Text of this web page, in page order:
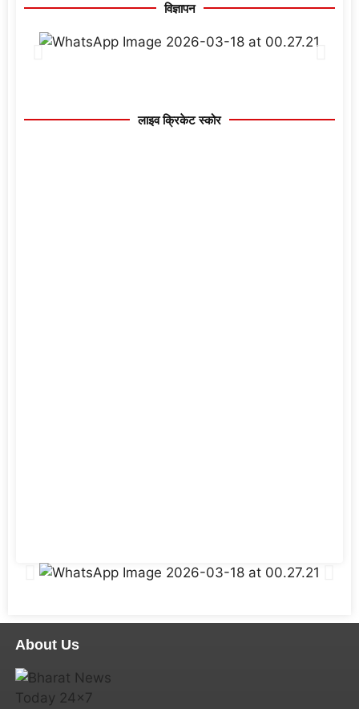
विज्ञापन
लाइव क्रिकेट स्कोर
About Us